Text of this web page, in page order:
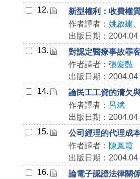
12.
新型權利：收費權
作者譯者： 姚啟建
出版日期：2004.04
13.
對認定醫療事故罪
作者譯者： 張愛豔
出版日期：2004.04
14.
論民工工資的清欠
作者譯者： 呂斌
出版日期：2004.04
15.
公司經理的代理成
作者譯者： 陳鳳霞
出版日期：2004.04
16.
論電子認證法律關